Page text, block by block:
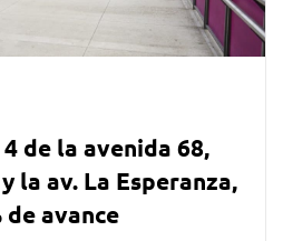
de la avenida 68,
la av. La Esperanza,
de avance